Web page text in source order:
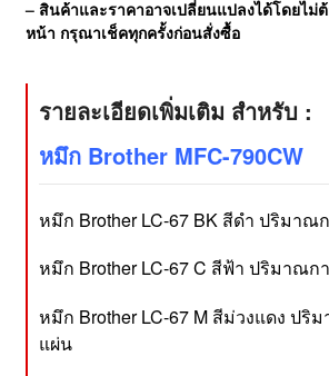
– สินค้าและราคาอาจเปลี่ยนแปลงได้โดยไม่
หน้า กรุณาเช็คทุกครั้งก่อนสั่งซื้อ
รายละเอียดเพิ่มเติม สำหรับ :
หมึก Brother MFC-790CW
หมึก Brother LC-67 BK สีดำ ปริมาณ
หมึก Brother LC-67 C สีฟ้า ปริมาณก
หมึก Brother LC-67 M สีม่วงแดง ปริ
แผ่น